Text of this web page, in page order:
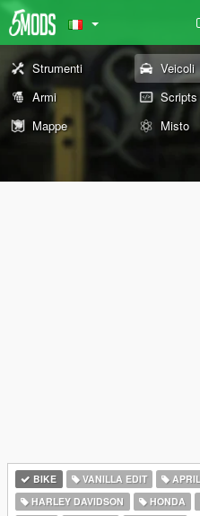
Strumenti Veicoli
Armi
Scripts
Mappe
Misto
BIKE VANILLA EDIT
HARLEY DAVIDSON
HONDA